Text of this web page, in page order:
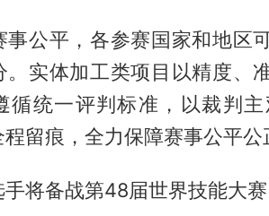
事公平，各参赛国家和地区
。实体加工类项目以精度、
循统一评判标准，以裁判
留痕，全力保障赛事公平公
手将备战第48届世界技能大赛